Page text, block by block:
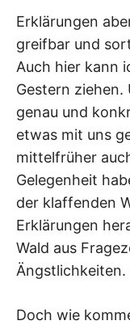
Erklärungen
greifbar und
Auch hier kann
Gestern
genau und
etwas mit uns
mittelfrüher
Gelegenheit
der klaffenden
Erklärungen
Wald aus
Ängstlichkeiten.
Doch wie